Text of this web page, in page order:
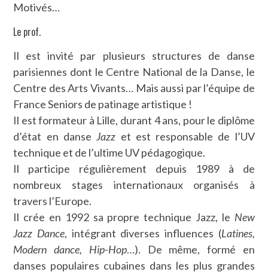
Motivés…
Le prof.
Il est invité par plusieurs structures de danse
parisiennes dont le Centre National de la Danse, le
Centre des Arts Vivants… Mais aussi par l’équipe de
France Seniors de patinage artistique !
Il est formateur à Lille, durant 4 ans, pour le diplôme
d’état en danseJazz et est responsable de l’UV
technique et de l’ultime UV pédagogique.
Il participe régulièrement depuis 1989 à de
nombreux stages internationaux organisés à
travers l’Europe.
Il crée en 1992 sa propre technique Jazz, le New
Jazz Dance, intégrant diverses influences (Latines,
Modern dance, Hip-Hop…). De même, formé en
danses populaires cubaines dans les plus grandes